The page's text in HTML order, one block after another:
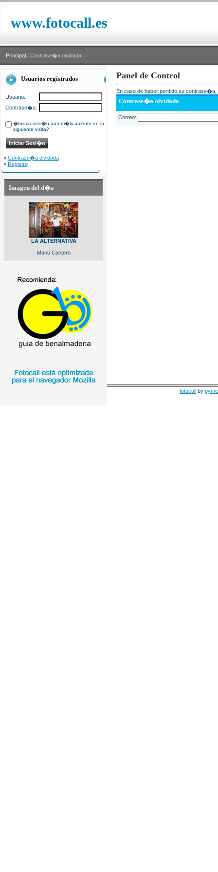
www.fotocall.es
Principal / Contrase�a olvidada
Usuarios registrados
Usuario:
Contrase�a:
�Iniciar sesi�n autom�ticamente en la
siguiente visita?
» Contrase�a olvidada
» Registro
Imagen del d�a
LA ALTERNATIVA
Manu Cantero
Panel de Control
En caso de haber perdido su
Contrase�a olvidada
Correo:
fotocall by